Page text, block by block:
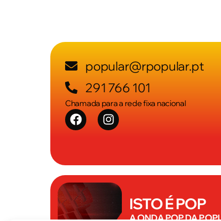
popular@rpopular.pt
291 766 101
Chamada para a rede fixa nacional
ISTO É POP
A ONDA POP DA